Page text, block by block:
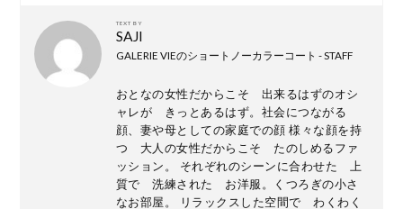
TEXT BY
SAJI
GALERIE VIEのショートノーカラーコート - STAFF
おとなの女性だからこそ 出来るはずのオシ
ャレが きっとあるはず。社会につながる
顔、妻や母としての家庭での顔 様々な顔を持
つ 大人の女性だからこそ たのしめるファ
ッション。 それぞれのシーンに合わせた 上
質で 洗練された お洋服。くつろぎの小さ
なお部屋。 リラックスした空間で わくわく